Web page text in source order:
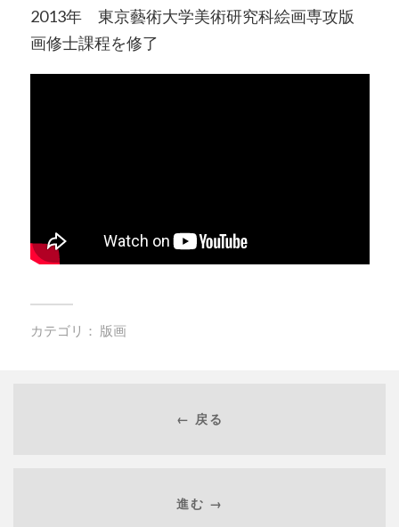
2013年 東京藝術大学美術研究科絵画専攻版
画修士課程を修了
カテゴリ： 版画
← 戻る
進む →